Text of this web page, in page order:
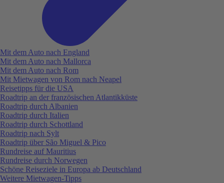
Mit dem Auto nach England
Mit dem Auto nach Mallorca
Mit dem Auto nach Rom
Mit Mietwagen von Rom nach Neapel
Reisetipps für die USA
Roadtrip an der französischen Atlantikküste
Roadtrip durch Albanien
Roadtrip durch Italien
Roadtrip durch Schottland
Roadtrip nach Sylt
Roadtrip über São Miguel & Pico
Rundreise auf Mauritius
Rundreise durch Norwegen
Schöne Reiseziele in Europa ab Deutschland
Weitere Mietwagen-Tipps